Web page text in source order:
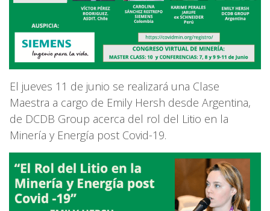
El jueves 11 de junio se realizará una Clase
Maestra a cargo de Emily Hersh desde Argentina,
de DCDB Group acerca del rol del Litio en la
Minería y Energía post Covid-19.